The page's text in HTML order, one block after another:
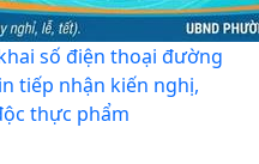
số điện thoại đường
tiếp nhận kiến nghị,
thực phẩm